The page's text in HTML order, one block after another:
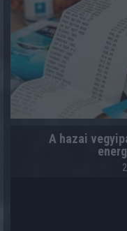
A hazai